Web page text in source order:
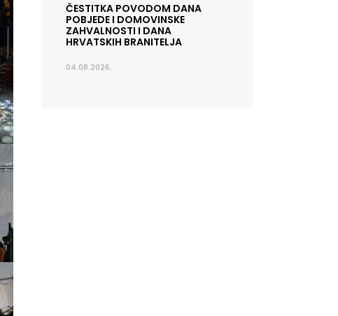
ČESTITKA POVODOM DANA
POBJEDE I DOMOVINSKE
ZAHVALNOSTI I DANA
HRVATSKIH BRANITELJA
04.08.2026.